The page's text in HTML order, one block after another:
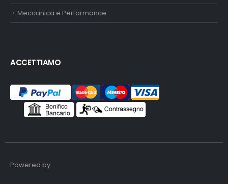
Meccanica e Performance
ACCETTIAMO
Powered by